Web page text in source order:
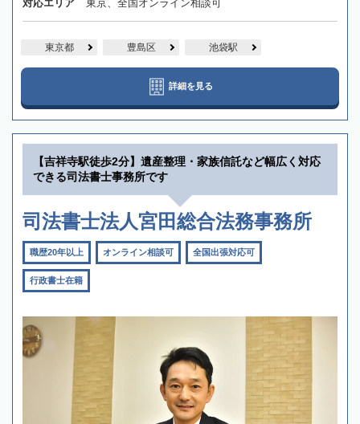
対応エリア 東京、全国オンライン相談可
東京都 豊島区 池袋駅
詳細を見る
【吉祥寺駅徒歩2分】遺産整理・家族信託など幅広く対応
できる司法書士事務所です
司法書士法人宮田総合法務事務所
職歴20年以上 オンライン相談可 全国出張対応可
行政書士在籍